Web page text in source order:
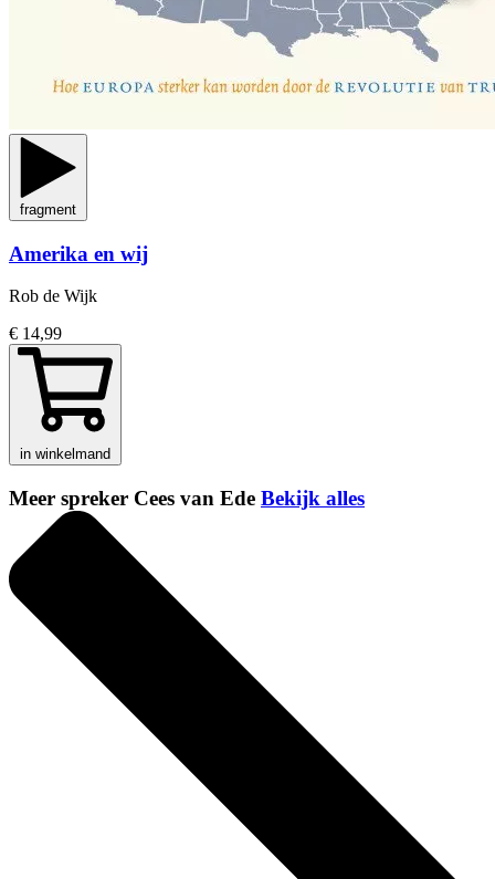
fragment
Amerika en wij
Rob de Wijk
€ 14,99
in winkelmand
Meer spreker Cees van Ede Bekijk alles